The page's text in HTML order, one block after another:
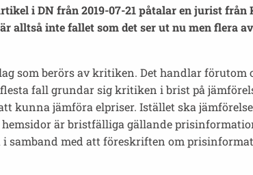
i DN från 2019-07-21 påtalar en jurist
alltså inte fallet som det ser ut nu men flera
som berörs av kritiken. Det handlar förutom
fall grundar sig kritiken i brist på
kunna jämföra elpriser. Istället ska
är bristfälliga gällande
i samband med att föreskriften om